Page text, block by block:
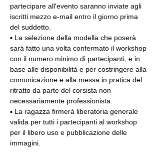
partecipare all'evento saranno inviate agli
iscritti mezzo e-mail entro il giorno prima
del suddetto.
▪️ La selezione della modella che poserà
sarà fatto una volta confermato il workshop
con il numero minimo di partecipanti, e in
base alle disponibilità e per costringere alla
comunicazione e alla messa in pratica del
ritratto da parte del corsista non
necessariamente professionista.
▪️ La ragazza firmerà liberatoria generale
valida per tutti i partecipanti al workshop
per il libero uso e pubblicazione delle
immagini.